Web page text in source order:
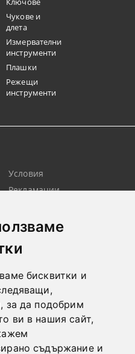
бисквитки и
за да подобрим
ви в нашия сайт,
съдържание и
Чукове и
длета
Измервателни
инструменти
Плашки
Режещи
инструменти
Условия
Рекламации
Новини